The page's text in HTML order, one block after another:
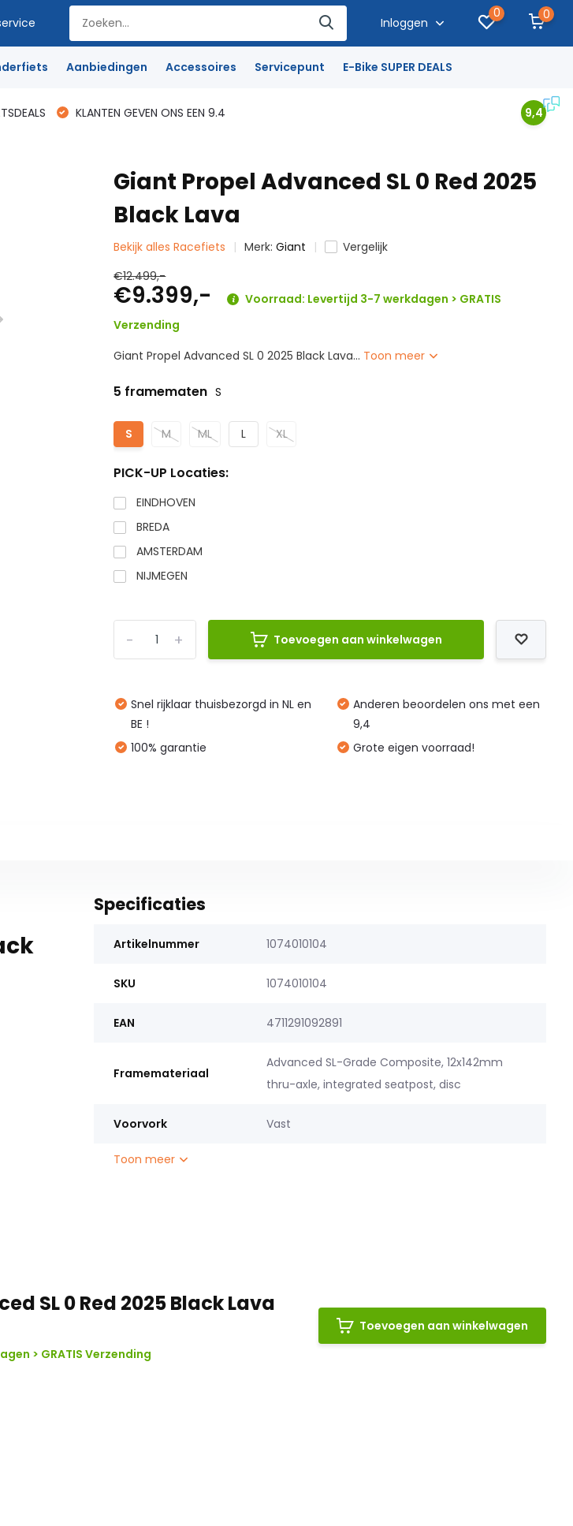
Inloggen
0 0
Aanbiedingen Accessoires Servicepunt E-Bike SUPER DEALS
KLANTEN GEVEN ONS EEN 9.4 9,4
Giant Propel Advanced SL 0 Red 2025
Black Lava
Bekijk alles Racefiets Merk:Giant
Vergelijk
€12.499,-
€9.399,-
Voorraad: Levertijd 3-7 werkdagen > GRATIS
Verzending
Giant Propel Advanced SL 0 2025 Black Lava... Toon meer
5 framematen S
S M ML L XL
PICK-UP Locaties:
EINDHOVEN
BREDA
AMSTERDAM
NIJMEGEN
+
- Toevoegen aan winkelwagen
Snel rijklaar thuisbezorgd in NL en
BE !
100% garantie
Anderen beoordelen ons met een
9,4
Grote eigen voorraad!
Specificaties
Artikelnummer 1074010104
SKU 1074010104
EAN 4711291092891
Framemateriaal
Advanced SL-Grade Composite, 12x142mm
thru-axle, integrated seatpost, disc
Voorvork Vast
Toon meer
SL 0 Red 2025 Black Lava
> GRATIS Verzending
Toevoegen aan winkelwagen